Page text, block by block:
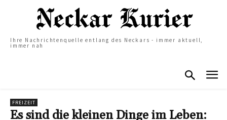
Ihre Nachrichtenquelle entlang des Neckars - immer aktuell,
immer nah
FREIZEIT
Es sind die kleinen Dinge im Leben: